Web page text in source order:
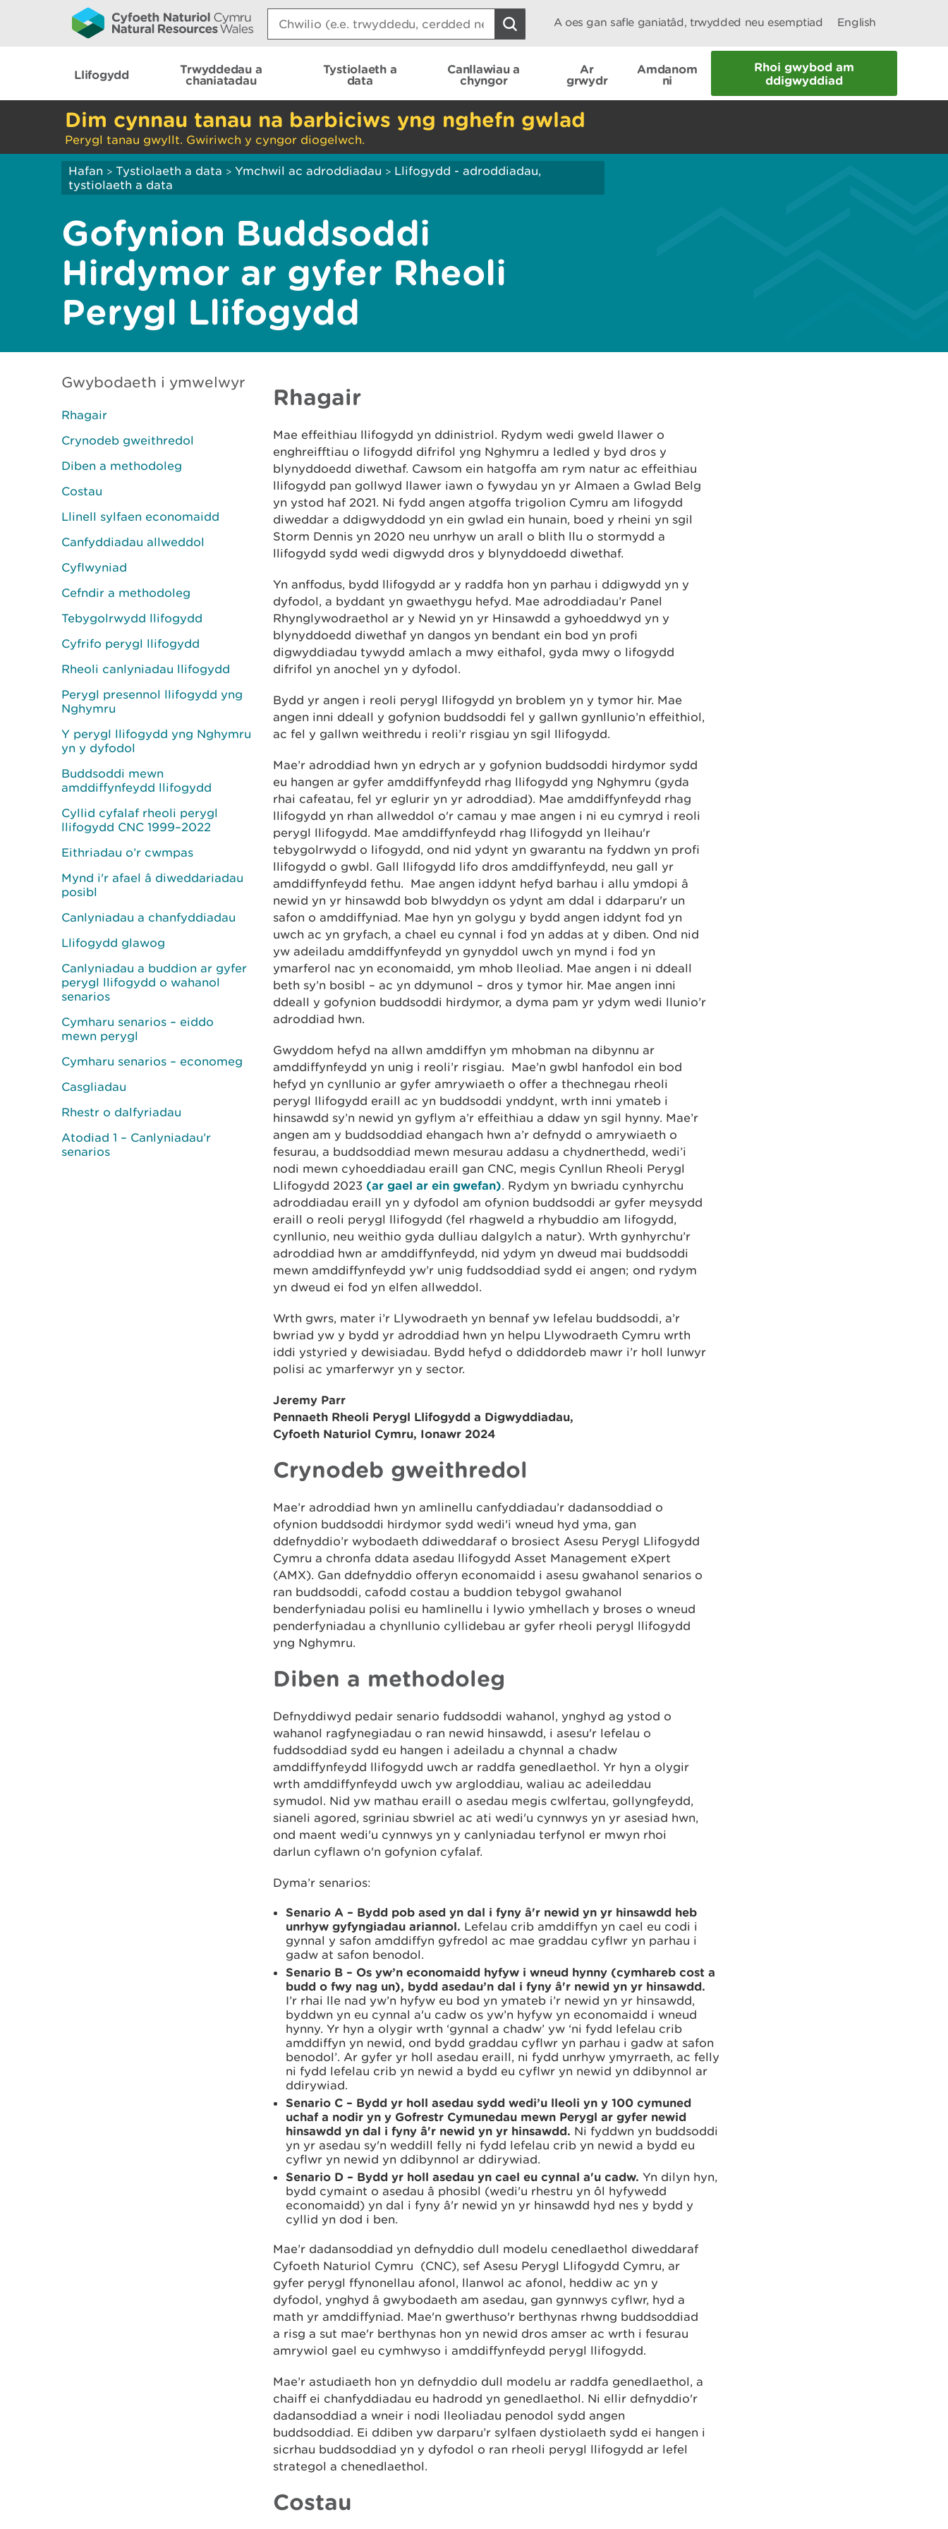
Search:
A oes gan safle ganiatâd, trwydded neu esemptiad English
Llifogydd
Trwyddedau a
chaniatadau
Tystiolaeth a
data
Canllawiau a
chyngor
Ar
grwydr
Amdanom
ni
Rhoi gwybod am
ddigwyddiad
Dim cynnau tanau na barbiciws yng nghefn gwlad
Perygl tanau gwyllt. Gwiriwch y cyngor diogelwch.
Hafan > Tystiolaeth a data > Ymchwil ac adroddiadau > Llifogydd - adroddiadau,
tystiolaeth a data
Gofynion Buddsoddi
Hirdymor ar gyfer Rheoli
Perygl Llifogydd
Gwybodaeth i ymwelwyr
Rhagair
Crynodeb gweithredol
Diben a methodoleg
Costau
Llinell sylfaen economaidd
Canfyddiadau allweddol
Cyflwyniad
Cefndir a methodoleg
Tebygolrwydd llifogydd
Cyfrifo perygl llifogydd
Rheoli canlyniadau llifogydd
Perygl presennol llifogydd yng
Nghymru
Y perygl llifogydd yng Nghymru
yn y dyfodol
Buddsoddi mewn
amddiffynfeydd llifogydd
Cyllid cyfalaf rheoli perygl
llifogydd CNC 1999–2022
Eithriadau o’r cwmpas
Mynd i'r afael â diweddariadau
posibl
Canlyniadau a chanfyddiadau
Llifogydd glawog
Canlyniadau a buddion ar gyfer
perygl llifogydd o wahanol
senarios
Cymharu senarios – eiddo
mewn perygl
Cymharu senarios – economeg
Casgliadau
Rhestr o dalfyriadau
Atodiad 1 – Canlyniadau’r
senarios
Rhagair
Mae effeithiau llifogydd yn ddinistriol. Rydym wedi gweld llawer o
enghreifftiau o lifogydd difrifol yng Nghymru a ledled y byd dros y
blynyddoedd diwethaf. Cawsom ein hatgoffa am rym natur ac effeithiau
llifogydd pan gollwyd llawer iawn o fywydau yn yr Almaen a Gwlad Belg
yn ystod haf 2021. Ni fydd angen atgoffa trigolion Cymru am lifogydd
diweddar a ddigwyddodd yn ein gwlad ein hunain, boed y rheini yn sgil
Storm Dennis yn 2020 neu unrhyw un arall o blith llu o stormydd a
llifogydd sydd wedi digwydd dros y blynyddoedd diwethaf.
Yn anffodus, bydd llifogydd ar y raddfa hon yn parhau i ddigwydd yn y
dyfodol, a byddant yn gwaethygu hefyd. Mae adroddiadau’r Panel
Rhynglywodraethol ar y Newid yn yr Hinsawdd a gyhoeddwyd yn y
blynyddoedd diwethaf yn dangos yn bendant ein bod yn profi
digwyddiadau tywydd amlach a mwy eithafol, gyda mwy o lifogydd
difrifol yn anochel yn y dyfodol.
Bydd yr angen i reoli perygl llifogydd yn broblem yn y tymor hir. Mae
angen inni ddeall y gofynion buddsoddi fel y gallwn gynllunio’n effeithiol,
ac fel y gallwn weithredu i reoli’r risgiau yn sgil llifogydd.
Mae’r adroddiad hwn yn edrych ar y gofynion buddsoddi hirdymor sydd
eu hangen ar gyfer amddiffynfeydd rhag llifogydd yng Nghymru (gyda
rhai cafeatau, fel yr eglurir yn yr adroddiad). Mae amddiffynfeydd rhag
llifogydd yn rhan allweddol o'r camau y mae angen i ni eu cymryd i reoli
perygl llifogydd. Mae amddiffynfeydd rhag llifogydd yn lleihau'r
tebygolrwydd o lifogydd, ond nid ydynt yn gwarantu na fyddwn yn profi
llifogydd o gwbl. Gall llifogydd lifo dros amddiffynfeydd, neu gall yr
amddiffynfeydd fethu. Mae angen iddynt hefyd barhau i allu ymdopi â
newid yn yr hinsawdd bob blwyddyn os ydynt am ddal i ddarparu'r un
safon o amddiffyniad. Mae hyn yn golygu y bydd angen iddynt fod yn
uwch ac yn gryfach, a chael eu cynnal i fod yn addas at y diben. Ond nid
yw adeiladu amddiffynfeydd yn gynyddol uwch yn mynd i fod yn
ymarferol nac yn economaidd, ym mhob lleoliad. Mae angen i ni ddeall
beth sy’n bosibl – ac yn ddymunol – dros y tymor hir. Mae angen inni
ddeall y gofynion buddsoddi hirdymor, a dyma pam yr ydym wedi llunio’r
adroddiad hwn.
Gwyddom hefyd na allwn amddiffyn ym mhobman na dibynnu ar
amddiffynfeydd yn unig i reoli’r risgiau. Mae’n gwbl hanfodol ein bod
hefyd yn cynllunio ar gyfer amrywiaeth o offer a thechnegau rheoli
perygl llifogydd eraill ac yn buddsoddi ynddynt, wrth inni ymateb i
hinsawdd sy’n newid yn gyflym a’r effeithiau a ddaw yn sgil hynny. Mae’r
angen am y buddsoddiad ehangach hwn a’r defnydd o amrywiaeth o
fesurau, a buddsoddiad mewn mesurau addasu a chydnerthedd, wedi’i
nodi mewn cyhoeddiadau eraill gan CNC, megis Cynllun Rheoli Perygl
Llifogydd 2023 (ar gael ar ein gwefan). Rydym yn bwriadu cynhyrchu
adroddiadau eraill yn y dyfodol am ofynion buddsoddi ar gyfer meysydd
eraill o reoli perygl llifogydd (fel rhagweld a rhybuddio am lifogydd,
cynllunio, neu weithio gyda dulliau dalgylch a natur). Wrth gynhyrchu’r
adroddiad hwn ar amddiffynfeydd, nid ydym yn dweud mai buddsoddi
mewn amddiffynfeydd yw’r unig fuddsoddiad sydd ei angen; ond rydym
yn dweud ei fod yn elfen allweddol.
Wrth gwrs, mater i’r Llywodraeth yn bennaf yw lefelau buddsoddi, a’r
bwriad yw y bydd yr adroddiad hwn yn helpu Llywodraeth Cymru wrth
iddi ystyried y dewisiadau. Bydd hefyd o ddiddordeb mawr i’r holl lunwyr
polisi ac ymarferwyr yn y sector.
Jeremy Parr
Pennaeth Rheoli Perygl Llifogydd a Digwyddiadau,
Cyfoeth Naturiol Cymru, Ionawr 2024
Crynodeb gweithredol
Mae’r adroddiad hwn yn amlinellu canfyddiadau’r dadansoddiad o
ofynion buddsoddi hirdymor sydd wedi'i wneud hyd yma, gan
ddefnyddio’r wybodaeth ddiweddaraf o brosiect Asesu Perygl Llifogydd
Cymru a chronfa ddata asedau llifogydd Asset Management eXpert
(AMX). Gan ddefnyddio offeryn economaidd i asesu gwahanol senarios o
ran buddsoddi, cafodd costau a buddion tebygol gwahanol
benderfyniadau polisi eu hamlinellu i lywio ymhellach y broses o wneud
penderfyniadau a chynllunio cyllidebau ar gyfer rheoli perygl llifogydd
yng Nghymru.
Diben a methodoleg
Defnyddiwyd pedair senario fuddsoddi wahanol, ynghyd ag ystod o
wahanol ragfynegiadau o ran newid hinsawdd, i asesu'r lefelau o
fuddsoddiad sydd eu hangen i adeiladu a chynnal a chadw
amddiffynfeydd llifogydd uwch ar raddfa genedlaethol. Yr hyn a olygir
wrth amddiffynfeydd uwch yw argloddiau, waliau ac adeileddau
symudol. Nid yw mathau eraill o asedau megis cwlfertau, gollyngfeydd,
sianeli agored, sgriniau sbwriel ac ati wedi'u cynnwys yn yr asesiad hwn,
ond maent wedi'u cynnwys yn y canlyniadau terfynol er mwyn rhoi
darlun cyflawn o'n gofynion cyfalaf.
Dyma’r senarios:
Senario A – Bydd pob ased yn dal i fyny â'r newid yn yr hinsawdd heb
unrhyw gyfyngiadau ariannol. Lefelau crib amddiffyn yn cael eu codi i
gynnal y safon amddiffyn gyfredol ac mae graddau cyflwr yn parhau i
gadw at safon benodol.
Senario B – Os yw’n economaidd hyfyw i wneud hynny (cymhareb cost a
budd o fwy nag un), bydd asedau’n dal i fyny â'r newid yn yr hinsawdd.
I’r rhai lle nad yw’n hyfyw eu bod yn ymateb i’r newid yn yr hinsawdd,
byddwn yn eu cynnal a'u cadw os yw’n hyfyw yn economaidd i wneud
hynny. Yr hyn a olygir wrth ‘gynnal a chadw’ yw ‘ni fydd lefelau crib
amddiffyn yn newid, ond bydd graddau cyflwr yn parhau i gadw at safon
benodol’. Ar gyfer yr holl asedau eraill, ni fydd unrhyw ymyrraeth, ac felly
ni fydd lefelau crib yn newid a bydd eu cyflwr yn newid yn ddibynnol ar
ddirywiad.
Senario C – Bydd yr holl asedau sydd wedi’u lleoli yn y 100 cymuned
uchaf a nodir yn y Gofrestr Cymunedau mewn Perygl ar gyfer newid
hinsawdd yn dal i fyny â'r newid yn yr hinsawdd. Ni fyddwn yn buddsoddi
yn yr asedau sy'n weddill felly ni fydd lefelau crib yn newid a bydd eu
cyflwr yn newid yn ddibynnol ar ddirywiad.
Senario D – Bydd yr holl asedau yn cael eu cynnal a'u cadw. Yn dilyn hyn,
bydd cymaint o asedau â phosibl (wedi'u rhestru yn ôl hyfywedd
economaidd) yn dal i fyny â'r newid yn yr hinsawdd hyd nes y bydd y
cyllid yn dod i ben.
Mae’r dadansoddiad yn defnyddio dull modelu cenedlaethol diweddaraf
Cyfoeth Naturiol Cymru (CNC), sef Asesu Perygl Llifogydd Cymru, ar
gyfer perygl ffynonellau afonol, llanwol ac afonol, heddiw ac yn y
dyfodol, ynghyd â gwybodaeth am asedau, gan gynnwys cyflwr, hyd a
math yr amddiffyniad. Mae'n gwerthuso'r berthynas rhwng buddsoddiad
a risg a sut mae'r berthynas hon yn newid dros amser ac wrth i fesurau
amrywiol gael eu cymhwyso i amddiffynfeydd perygl llifogydd.
Mae’r astudiaeth hon yn defnyddio dull modelu ar raddfa genedlaethol, a
chaiff ei chanfyddiadau eu hadrodd yn genedlaethol. Ni ellir defnyddio'r
dadansoddiad a wneir i nodi lleoliadau penodol sydd angen
buddsoddiad. Ei ddiben yw darparu’r sylfaen dystiolaeth sydd ei hangen i
sicrhau buddsoddiad yn y dyfodol o ran rheoli perygl llifogydd ar lefel
strategol a chenedlaethol.
Costau